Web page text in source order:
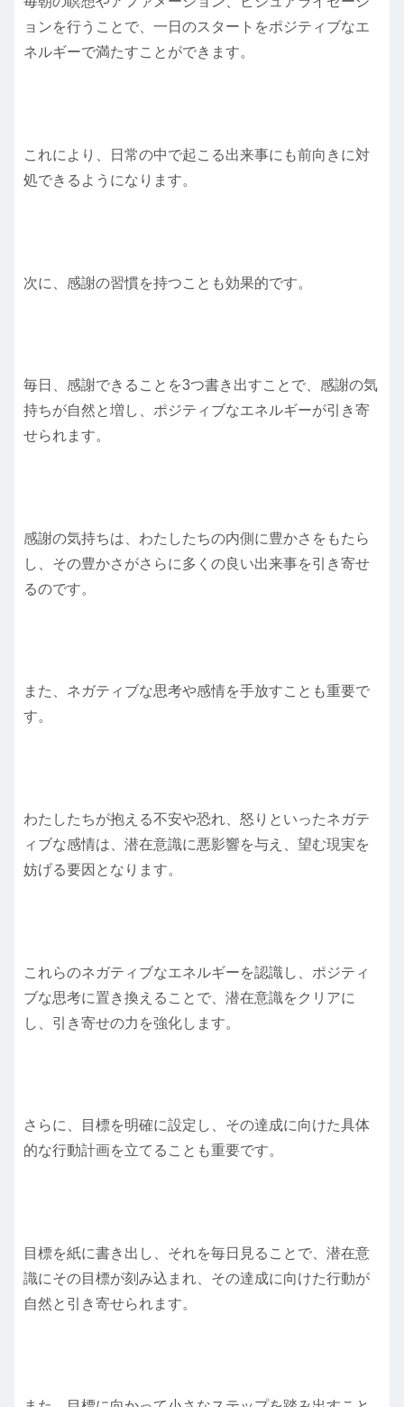
ョンを行うことで、一日のスタートをポジティブなエ
ネルギーで満たすことができます。
これにより、日常の中で起こる出来事にも前向きに対
処できるようになります。
次に、感謝の習慣を持つことも効果的です。
毎日、感謝できることを3つ書き出すことで、感謝の気
持ちが自然と増し、ポジティブなエネルギーが引き寄
せられます。
感謝の気持ちは、わたしたちの内側に豊かさをもたら
し、その豊かさがさらに多くの良い出来事を引き寄せ
るのです。
また、ネガティブな思考や感情を手放すことも重要で
す。
わたしたちが抱える不安や恐れ、怒りといったネガテ
ィブな感情は、潜在意識に悪影響を与え、望む現実を
妨げる要因となります。
これらのネガティブなエネルギーを認識し、ポジティ
ブな思考に置き換えることで、潜在意識をクリアに
し、引き寄せの力を強化します。
さらに、目標を明確に設定し、その達成に向けた具体
的な行動計画を立てることも重要です。
目標を紙に書き出し、それを毎日見ることで、潜在意
識にその目標が刻み込まれ、その達成に向けた行動が
自然と引き寄せられます。